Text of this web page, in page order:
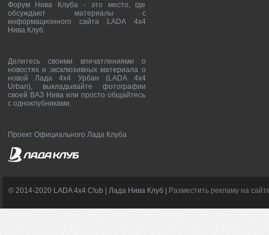
Форум Нива Клуба - это место, где
обсуждают материалы с
информационного сайта LADA 4x4
Нива Клуб.
Делитесь своими впечатлениями о
новостях и эксклюзивных материала о
новой Лада 4х4 Урбан (LADA 4x4
Urban), выкладывайте фотографии
своей ВАЗ Нива или просто общайтесь
с одноклубниками.
Проект Официального Лада Клуба
© 2014-2020 LADA 4x4 Club | Лада Нива Клуб | Разместить рекламу на